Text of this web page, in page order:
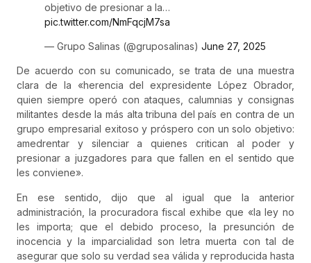
objetivo de presionar a la…
pic.twitter.com/NmFqcjM7sa
— Grupo Salinas (@gruposalinas) June 27, 2025
De acuerdo con su comunicado, se trata de una muestra
clara de la «herencia del expresidente López Obrador,
quien siempre operó con ataques, calumnias y consignas
militantes desde la más alta tribuna del país en contra de un
grupo empresarial exitoso y próspero con un solo objetivo:
amedrentar y silenciar a quienes critican al poder y
presionar a juzgadores para que fallen en el sentido que
les conviene».
En ese sentido, dijo que al igual que la anterior
administración, la procuradora fiscal exhibe que «la ley no
les importa; que el debido proceso, la presunción de
inocencia y la imparcialidad son letra muerta con tal de
asegurar que solo su verdad sea válida y reproducida hasta